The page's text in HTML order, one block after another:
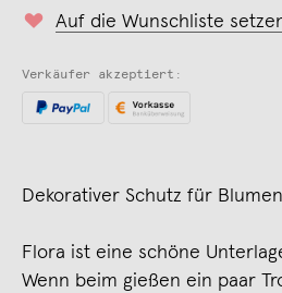
Auf die Wunschliste
Verkäufer akzeptiert:
Dekorativer Schutz für
Flora ist eine schöne
Wenn beim gießen ein paar